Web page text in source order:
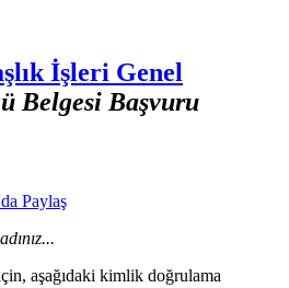
İşleri Genel
Belgesi Başvuru
Paylaş
aşağıdaki kimlik doğrulama